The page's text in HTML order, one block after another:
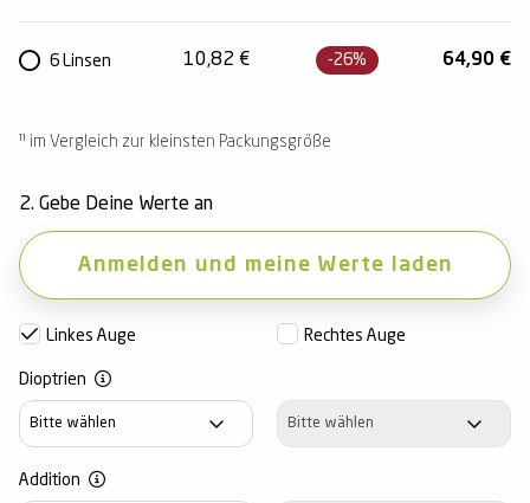
6 Linsen 10,82 € -26% 64,90 €
¹¹ im Vergleich zur kleinsten Packungsgröße
2. Gebe Deine Werte an
Anmelden und meine Werte laden
Linkes Auge Rechtes Auge
Dioptrien
Dioptrien Dioptrien
Addition